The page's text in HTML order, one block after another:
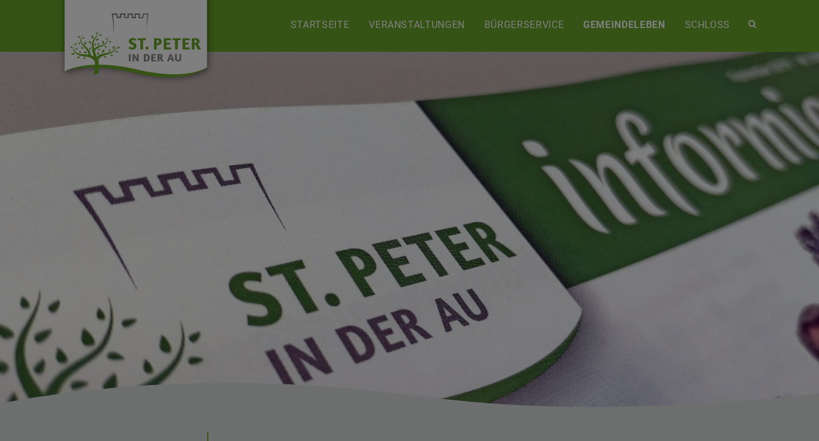
Site
STARTSEITE VERANSTALTUNGEN BÜRGERSERVICE GEMEINDELEBEN SCHLOSS